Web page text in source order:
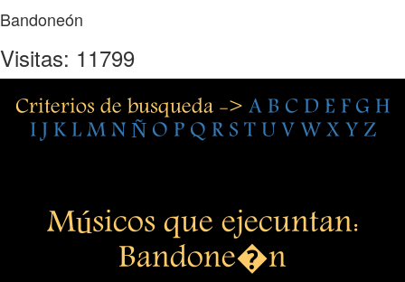
Bandoneón
Visitas: 11799
Criterios de busqueda -> A B C D E F G H
I J K L M N Ñ O P Q R S T U V W X Y Z
Músicos que ejecuntan:
Bandone�n